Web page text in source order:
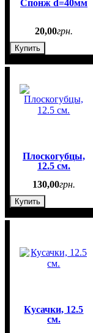
Спонж d=40мм
20,00грн.
Купить
Плоскогубцы,
12.5 см.
130,00грн.
Купить
Кусачки, 12.5
см.